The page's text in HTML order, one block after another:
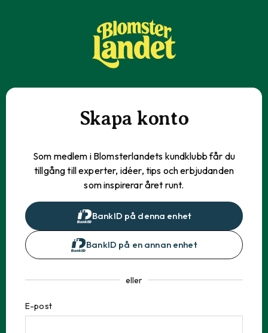
Skapa konto
Som medlem i Blomsterlandets kundklubb får du
tillgång till experter, idéer, tips och erbjudanden
som inspirerar året runt.
BankID på denna enhet
BankID på en annan enhet
eller
E-post